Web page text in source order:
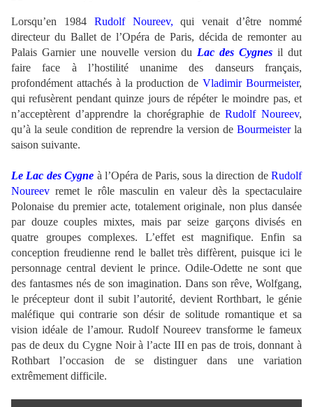
Lorsqu’en 1984 Rudolf Noureev, qui venait d’être nommé
directeur du Ballet de l’Opéra de Paris, décida de remonter au
Palais Garnier une nouvelle version du Lac des Cygnes il dut
faire face à l’hostilité unanime des danseurs français,
profondément attachés à la production de Vladimir Bourmeister,
qui refusèrent pendant quinze jours de répéter le moindre pas, et
n’acceptèrent d’apprendre la chorégraphie de Rudolf Noureev,
qu’à la seule condition de reprendre la version de Bourmeisterla
saison suivante.
Le Lac des Cygne à l’Opéra de Paris, sous la direction de Rudolf
Noureev remet le rôle masculin en valeur dès la spectaculaire
Polonaise du premier acte, totalement originale, non plus dansée
par douze couples mixtes, mais par seize garçons divisés en
quatre groupes complexes. L’effet est magnifique. Enfin sa
conception freudienne rend le ballet très diffèrent, puisque ici le
personnage central devient le prince. Odile-Odette ne sont que
des fantasmes nés de son imagination. Dans son rêve, Wolfgang,
le précepteur dont il subit l’autorité, devient Rorthbart, le génie
maléfique qui contrarie son désir de solitude romantique et sa
vision idéale de l’amour. Rudolf Noureev transforme le fameux
pas de deux du Cygne Noir à l’acte III en pas de trois, donnant à
Rothbart l’occasion de se distinguer dans une variation
extrêmement difficile.